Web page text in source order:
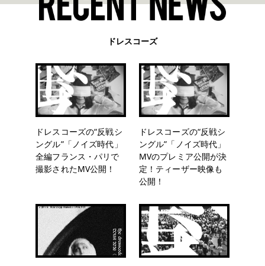
ドレスコーズ
ドレスコーズの“反戦シ
ングル”「ノイズ時代」
全編フランス・パリで
撮影されたMV公開！
ドレスコーズの“反戦シ
ングル”「ノイズ時代」
MVのプレミア公開が決
定！ティーザー映像も
公開！